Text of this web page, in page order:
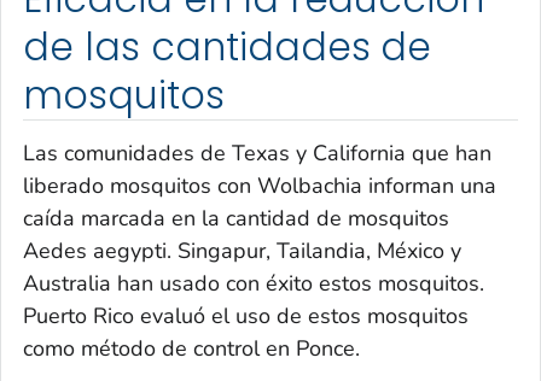
de las cantidades de
mosquitos
Las comunidades de Texas y California que han
liberado mosquitos con Wolbachia informan una
caída marcada en la cantidad de mosquitos
Aedes aegypti. Singapur, Tailandia, México y
Australia han usado con éxito estos mosquitos.
Puerto Rico evaluó el uso de estos mosquitos
como método de control en Ponce.